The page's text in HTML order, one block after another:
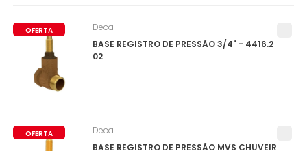
OFERTA
BASE REGISTRO DE PRESSÃO 3/4" - 4416.2
OFERTA